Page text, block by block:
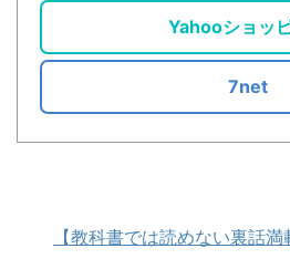
Yahooショッ
7net
【教科書では読めない裏話満